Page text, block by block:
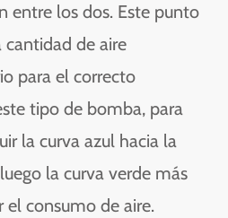
entre los dos. Este punto
de aire
para el correcto
tipo de bomba, para
la curva azul hacia la
la curva verde más
el consumo de aire.